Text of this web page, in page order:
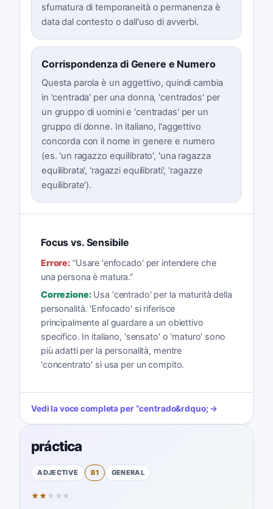
sfumatura di temporaneità o permanenza è
data dal contesto o dall'uso di avverbi.
Corrispondenza di Genere e Numero
Questa parola è un aggettivo, quindi cambia
in 'centrada' per una donna, 'centrados' per
un gruppo di uomini e 'centradas' per un
gruppo di donne. In italiano, l'aggettivo
concorda con il nome in genere e numero
(es. 'un ragazzo equilibrato', 'una ragazza
equilibrata', 'ragazzi equilibrati', 'ragazze
equilibrate').
Focus vs. Sensibile
Errore: “Usare 'enfocado' per intendere che
una persona è matura.”
Correzione: Usa 'centrado' per la maturità della
personalità. 'Enfocado' si riferisce
principalmente al guardare a un obiettivo
specifico. In italiano, 'sensato' o 'maturo' sono
più adatti per la personalità, mentre
'concentrato' si usa per un compito.
Vedi la voce completa per“centrado&rdquo; →
práctica
ADJECTIVE B1 GENERAL
★★ ★ ★ ★